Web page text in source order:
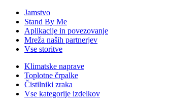
Jamstvo
Stand By Me
Aplikacije in povezovanje
Mreža naših partnerjev
Vse storitve
Klimatske naprave
Toplotne črpalke
Čistilniki zraka
Vse kategorije izdelkov